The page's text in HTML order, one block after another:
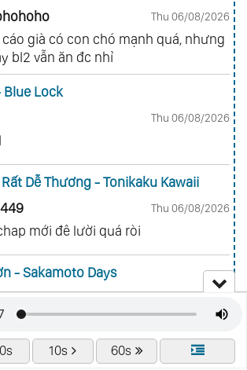
10s 60s
Thu 06/08/2026
cáo già có con chó mạnh quá, nhưng
bl2 vẫn ăn đc nhỉ
Blue Lock
Thu 06/08/2026
Dễ Thương - Tonikaku Kawaii
Thu 06/08/2026
mới đê lười quá ròi
- Sakamoto Days
tạp ra quả nhân vật nhiều nhần cách
năng vl